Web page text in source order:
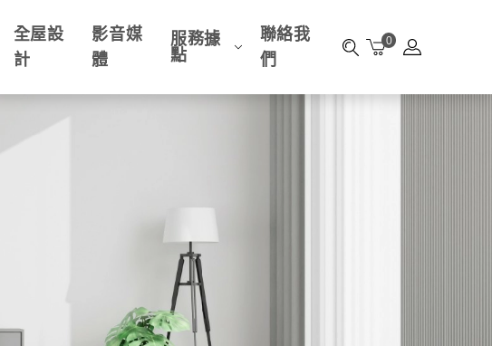
全屋設
計
影音媒
體
服務據
點
聯絡我
們
0